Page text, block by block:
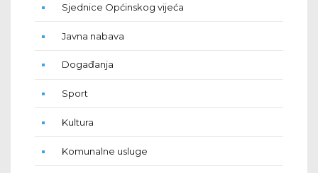
Sjednice Općinskog vijeća
Javna nabava
Događanja
Sport
Kultura
Komunalne usluge